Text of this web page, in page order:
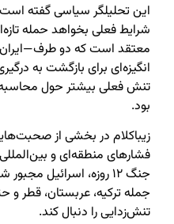
این تحلیلگر سیاسی گفته
شرایط فعلی بخواهد حمله
معتقد است که دو
انگیزه‌ای برای بازگشت به
تنش فعلی بیشتر حول
بود.
زیباکلام در بخشی از
فشارهای منطقه‌ای و
جنگ ۱۲ روزه، اسرائیل
جمله ترکیه، عربستان، قطر و
تنش‌زدایی را دنبال کند.